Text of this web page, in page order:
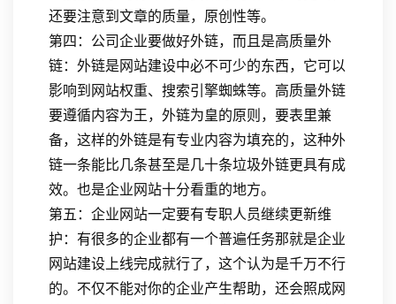
还要注意到文章的质量，原创性等。
第四：公司企业要做好外链，而且是高质量外
链：外链是网站建设中必不可少的东西，它可以
影响到网站权重、搜索引擎蜘蛛等。高质量外链
要遵循内容为王，外链为皇的原则，要表里兼
备，这样的外链是有专业内容为填充的，这种外
链一条能比几条甚至是几十条垃圾外链更具有成
效。也是企业网站十分看重的地方。
第五：企业网站一定要有专职人员继续更新维
护：有很多的企业都有一个普遍任务那就是企业
网站建设上线完成就行了，这个认为是千万不行
的。不仅不能对你的企业产生帮助，还会照成网